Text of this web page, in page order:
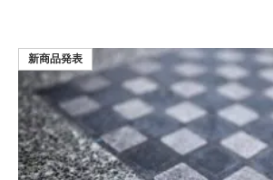
新商品発表